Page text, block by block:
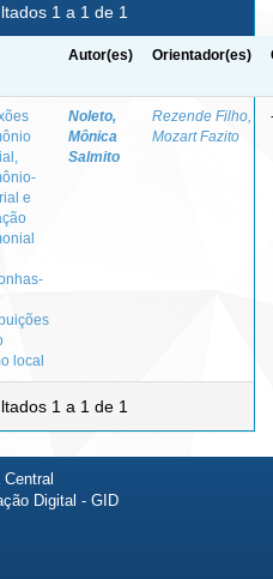
1 a 1 de 1
Autor(es) Orientador(es)
e
local
Noleto,
Mônica
Salmito
Rezende Filho,
Mozart Fazito
1 a 1 de 1
Digital - GID